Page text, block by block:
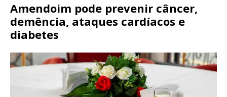
Amendoim pode prevenir câncer,
demência, ataques cardíacos e
diabetes